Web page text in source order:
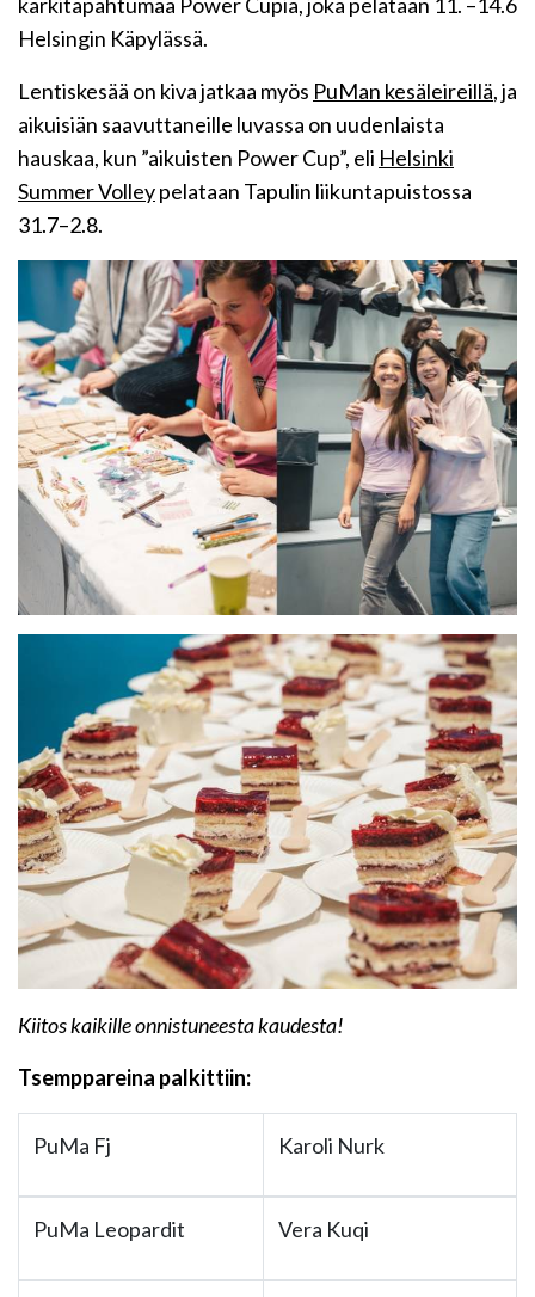
Helsingin Käpylässä.
Lentiskesää on kiva jatkaa myös PuMan kesäleireillä, ja
aikuisiän saavuttaneille luvassa on uudenlaista
hauskaa, kun ”aikuisten Power Cup”, eli Helsinki
Summer Volleypelataan Tapulin liikuntapuistossa
31.7–2.8.
Kiitos kaikille onnistuneesta kaudesta!
Tsemppareina palkittiin:
PuMa Fj Karoli Nurk
PuMa Leopardit Vera Kuqi